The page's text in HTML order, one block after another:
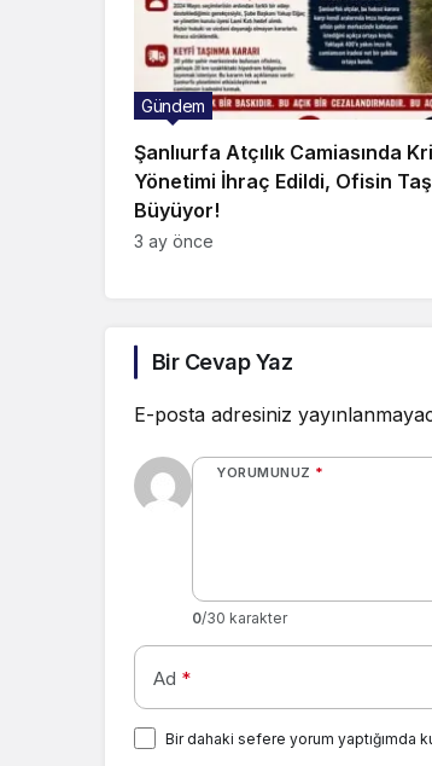
Şanlıurfa Atçılık Camiasında
Yönetimi İhraç Edildi, Ofisin
Büyüyor!
Gündem
3 ay önce
Bir Cevap Yaz
E-posta adresiniz
YORUMUNUZ *
0/30 karakter
Ad *
Bir dahaki sefere yorum yaptığımda